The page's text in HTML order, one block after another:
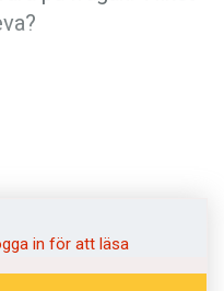
in för att läsa